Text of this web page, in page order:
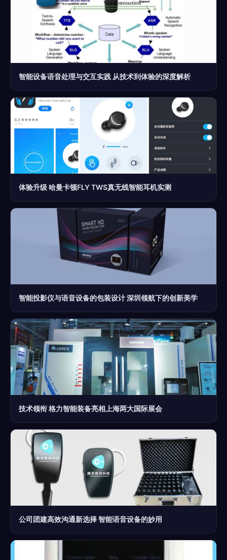
智能设备语音处理与交互实践 从技术到体验的深度解析
体验升级 哈曼卡顿FLY TWS真无线智能耳机实测
智能投影仪与语音设备的包装设计 深圳领航下的创新美学
技术领衔 格力智能装备亮相上海两大国际展会
公司团建高效沟通新选择 智能语音设备的妙用